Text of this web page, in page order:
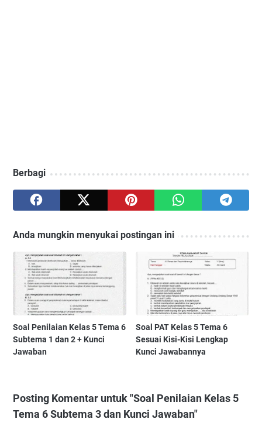
Berbagi
Anda mungkin menyukai postingan ini
Soal Penilaian Kelas 5 Tema 6
Subtema 1 dan 2 + Kunci
Jawaban
Soal PAT Kelas 5 Tema 6
Sesuai Kisi-Kisi Lengkap
Kunci Jawabannya
Posting Komentar untuk "Soal Penilaian Kelas 5
Tema 6 Subtema 3 dan Kunci Jawaban"